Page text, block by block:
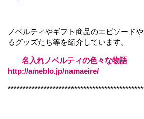
ノベルティやギフト商品のエピソード
るグッズたち等を紹介しています。
名入れノベルティの色々な物語
http://ameblo.jp/namaeire/